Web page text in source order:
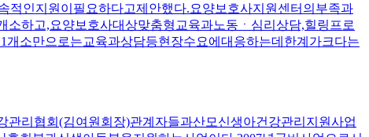
적인지원이필요하다고제안했다.요양보호사지원센터의부족과
소하고,요양보호사대상맞춤형교육과노동ㆍ심리상담,힐링프로
소만으로는교육과상담등현장수요에대응하는데한계가크다는
리협회(김여원회장)관계자들과산모신생아건강관리지원사업